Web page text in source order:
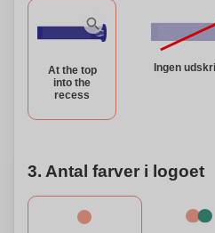
At the top
into the
recess
Ingen
3. Antal farver i logoet